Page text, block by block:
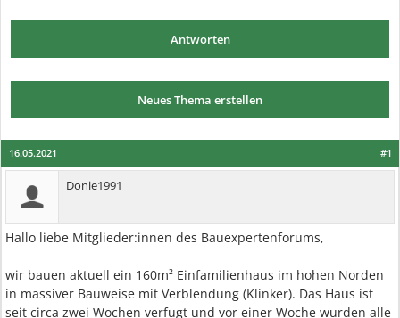
Antworten
Neues Thema erstellen
#1
16.05.2021
Donie1991
Hallo liebe Mitglieder:innen des Bauexpertenforums,
wir bauen aktuell ein 160m² Einfamilienhaus im hohen Norden
in massiver Bauweise mit Verblendung (Klinker). Das Haus ist
seit circa zwei Wochen verfugt und vor einer Woche wurden alle